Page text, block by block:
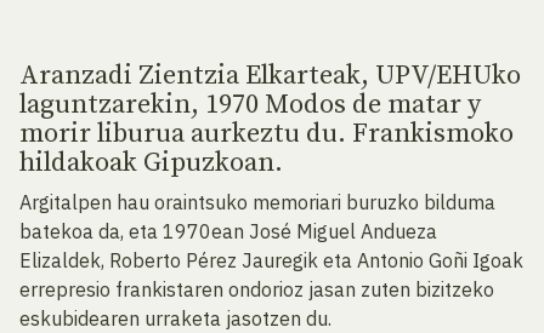
Aranzadi Zientzia Elkarteak, UPV/EHUko
laguntzarekin, 1970 Modos de matar y
morir liburua aurkeztu du. Frankismoko
hildakoak Gipuzkoan.
Argitalpen hau oraintsuko memoriari buruzko bilduma
batekoa da, eta 1970ean José Miguel Andueza
Elizaldek, Roberto Pérez Jauregik eta Antonio Goñi Igoak
errepresio frankistaren ondorioz jasan zuten bizitzeko
eskubidearen urraketa jasotzen du.